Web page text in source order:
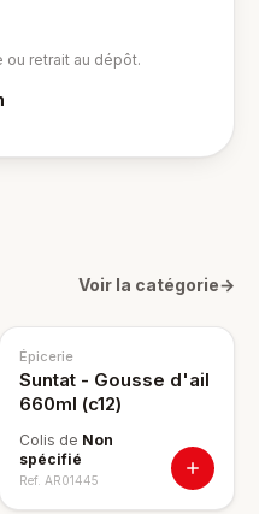
ou retrait au dépôt.
Voir la catégorie→
Épicerie
Suntat - Gousse d'ail
660ml (c12)
Colis de Non
spécifié
Ref. AR01445